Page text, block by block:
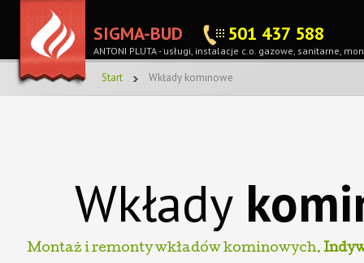
SIGMA-BUD
ANTONI PLUTA - usługi, instalacje c.o. gazowe, sanitarne,
501 437 588
Start Wkłady kominowe
Wkłady
Montaż i remonty wkładów kominowych.